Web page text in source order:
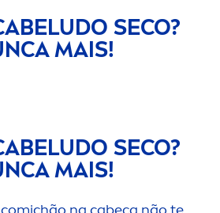
SECO?
MAIS!
SECO?
MAIS!